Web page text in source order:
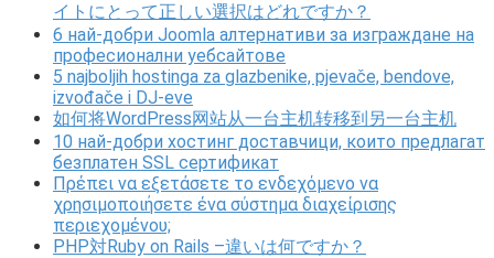
イトにとって正しい選択はどれですか？
6 най-добри Joomla алтернативи за изграждане на
професионални уебсайтове
5 najboljih hostinga za glazbenike, pjevače, bendove,
izvođače i DJ-eve
如何将WordPress网站从一台主机转移到另一台主机
10 най-добри хостинг доставчици, които предлагат
безплатен SSL сертификат
Πρέπει να εξετάσετε το ενδεχόμενο να
χρησιμοποιήσετε ένα σύστημα διαχείρισης
περιεχομένου;
PHP対Ruby on Rails –違いは何ですか？